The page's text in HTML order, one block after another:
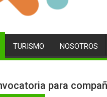
TURISMO NOSOTROS
para